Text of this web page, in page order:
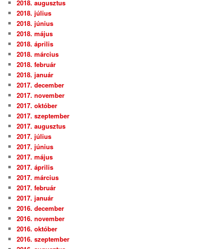
2018. augusztus
2018. július
2018. június
2018. május
2018. április
2018. március
2018. február
2018. január
2017. december
2017. november
2017. október
2017. szeptember
2017. augusztus
2017. július
2017. június
2017. május
2017. április
2017. március
2017. február
2017. január
2016. december
2016. november
2016. október
2016. szeptember